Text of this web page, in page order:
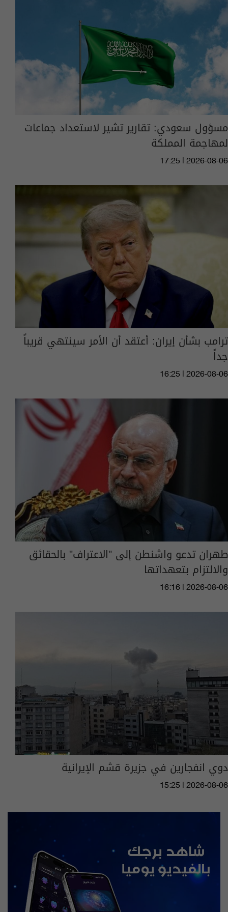
مسؤول سعودي: تقارير تشير لاستعداد جماعات
لمهاجمة المملكة
17:25 | 2026-08-06
ترامب بشأن إيران: أعتقد أن الأمر سينتهي قريباً
جداً
16:25 | 2026-08-06
طهران تدعو واشنطن إلى "الاعتراف" بالحقائق
والالتزام بتعهداتها
16:16 | 2026-08-06
دوي انفجارين في جزيرة قشم الإيرانية
15:25 | 2026-08-06